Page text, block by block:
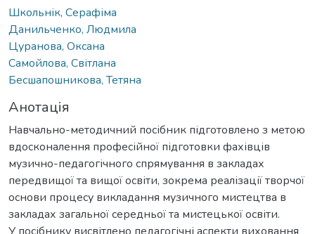
Школьнік, Серафіма
Данильченко, Людмила
Цуранова, Оксана
Самойлова, Світлана
Бесшапошникова, Тетяна
Анотація
Навчально-методичний посібник підготовлено з метою
вдосконалення професійної підготовки фахівців
музично-педагогічного спрямування в закладах
передвищої та вищої освіти, зокрема реалізації творчої
основи процесу викладання музичного мистецтва в
закладах загальної середньої та мистецької освіти.